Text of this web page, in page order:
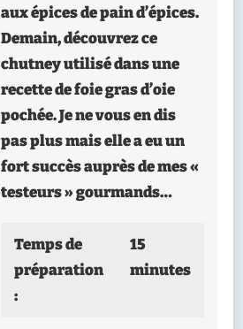
aux épices de pain d’épices.
Demain, découvrez ce
chutney utilisé dans une
recette de foie gras d’oie
pochée. Je ne vous en dis
pas plus mais elle a eu un
fort succès auprès de mes «
testeurs » gourmands…
Temps de
préparation
:
15
minutes